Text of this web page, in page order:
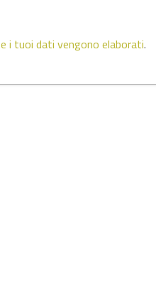
i tuoi dati vengono elaborati.